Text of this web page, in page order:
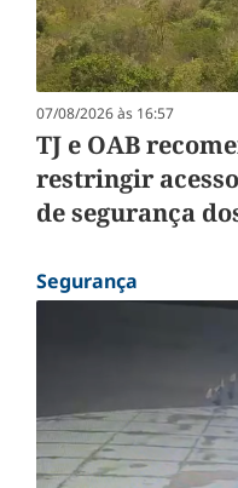
07/08/2026 às 16:57
TJ e OAB
restringir
de segurança
Segurança